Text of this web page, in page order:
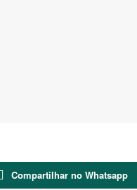
Compartilhar no Whatsapp